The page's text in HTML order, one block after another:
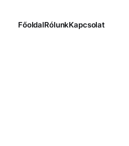
FőoldalRólunkKapcsolat